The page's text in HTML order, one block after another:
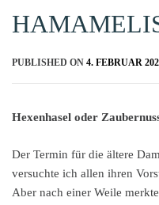
PUBLISHED ON 4. FEBRUAR
Hexenhasel oder
Der Termin für die ältere
versuchte ich allen ihren
Aber nach einer Weile